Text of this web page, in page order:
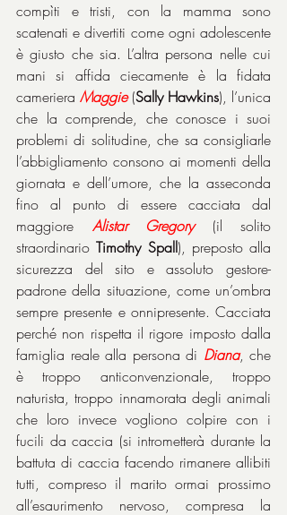
compìti e tristi, con la mamma sono
scatenati e divertiti come ogni adolescente
è giusto che sia. L’altra persona nelle cui
mani si affida ciecamente è la fidata
cameriera Maggie (Sally Hawkins), l’unica
che la comprende, che conosce i suoi
problemi di solitudine, che sa consigliarle
l’abbigliamento consono ai momenti della
giornata e dell’umore, che la asseconda
fino al punto di essere cacciata dal
maggiore Alistar Gregory (il solito
straordinario Timothy Spall), preposto alla
sicurezza del sito e assoluto gestore-
padrone della situazione, come un’ombra
sempre presente e onnipresente. Cacciata
perché non rispetta il rigore imposto dalla
famiglia reale alla persona di Diana, che
è troppo anticonvenzionale, troppo
naturista, troppo innamorata degli animali
che loro invece vogliono colpire con i
fucili da caccia (si intrometterà durante la
battuta di caccia facendo rimanere allibiti
tutti, compreso il marito ormai prossimo